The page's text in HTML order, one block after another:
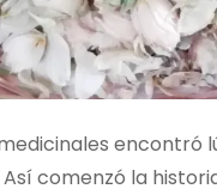
encontró
comenzó la